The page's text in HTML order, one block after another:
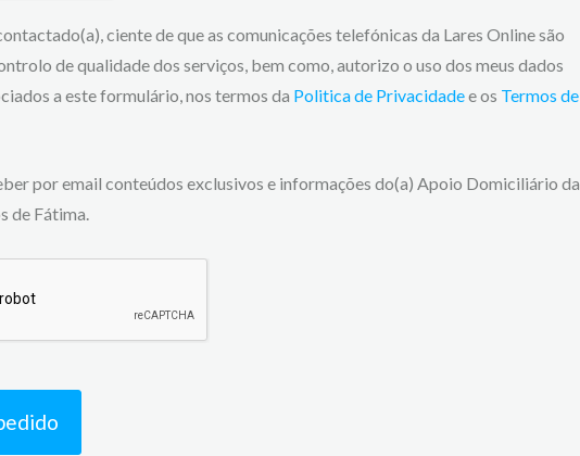
ciente de que as comunicações telefónicas da Lares Online são
de qualidade dos serviços, bem como, autorizo o uso dos meus dados
a este formulário, nos termos da Politica de Privacidadee os Termos de
por email conteúdos exclusivos e informações do(a) Apoio Domiciliário da
de Fátima.